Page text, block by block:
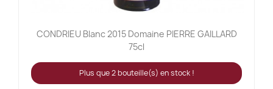
CONDRIEU Blanc 2015 Domaine PIERRE GAILLARD
75cl
Plus que 2 bouteille(s) en stock !